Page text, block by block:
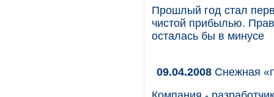
Прошлый год стал
чистой прибылью.
осталась бы в минусе
09.04.2008 Снежная